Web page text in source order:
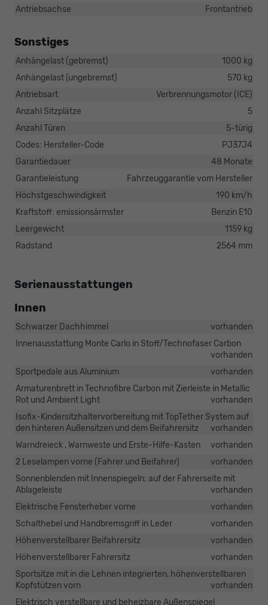
Antriebsachse Frontantrieb
Sonstiges
Anhängelast (gebremst)
1000 kg
Anhängelast (ungebremst)
570 kg
Antriebsart
Verbrennungsmotor (ICE)
Anzahl Sitzplätze
5
Anzahl Türen
5-türig
Codes: Hersteller-Code
PJ37J4
Garantiedauer
48 Monate
Garantieleistung
Fahrzeuggarantie vom Hersteller
Höchstgeschwindigkeit
190 km/h
Kraftstoff: emissionsärmster
Benzin E10
Leergewicht
1159 kg
Radstand
2564 mm
Serienausstattungen
Innen
Schwarzer Dachhimmel
vorhanden
Innenausstattung Monte Carlo in Stoff/Technofaser Carbon
vorhanden
Sportpedale aus Aluminium
vorhanden
Armaturenbrett in Technofibre Carbon mit Zierleiste in Metallic
Rot und Ambient Light
vorhanden
Isofix-Kindersitzhaltervorbereitung mit TopTether System auf
den hinteren Außensitzen und dem Beifahrersitz
vorhanden
Warndreieck , Warnweste und Erste-Hilfe-Kasten
vorhanden
2 Leselampen vorne (Fahrer und Beifahrer)
vorhanden
Sonnenblenden mit Innenspiegeln; auf der Fahrerseite mit
Ablageleiste
vorhanden
Elektrische Fensterheber vorne
vorhanden
Schalthebel und Handbremsgriff in Leder
vorhanden
Höhenverstellbarer Beifahrersitz
vorhanden
Höhenverstellbarer Fahrersitz
vorhanden
Sportsitze mit in die Lehnen integrierten, höhenverstellbaren
Kopfstützen vorn
vorhanden
Elektrisch verstellbare und beheizbare Außenspiegel